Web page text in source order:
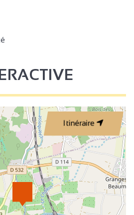
Itinéraire